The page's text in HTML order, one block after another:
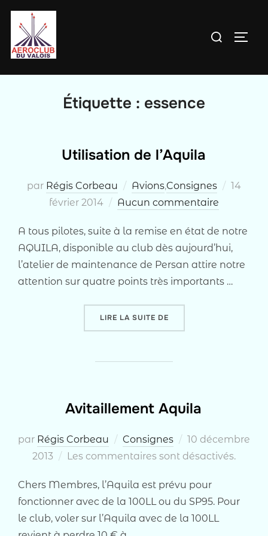
contenu
Rechercher :
Étiquette : essence
Utilisation de l’Aquila
par Régis Corbeau Avions,Consignes
Publié
14
février 2014
Aucun commentaire
A tous pilotes, suite à la remise en état de notre
AQUILA, disponible au club dès aujourd’hui,
l’atelier de maintenance de Persan attire notre
attention sur quatre points très importants …
LIRE LA SUITE DE« UTILISATION DE
Avitaillement Aquila
par Régis Corbeau Consignes
Publié
le
10 décembre
2013
Les commentaires sont désactivés.
Chers Membres, l’Aquila est prévu pour
fonctionner avec de la 100LL ou du SP95. Pour
le club, voler sur l’Aquila avec de la 100LL